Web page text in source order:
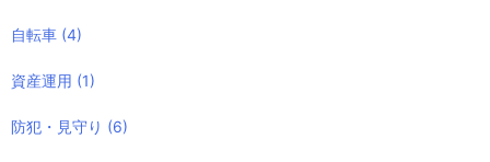
自転車 (4)
資産運用 (1)
防犯・見守り (6)